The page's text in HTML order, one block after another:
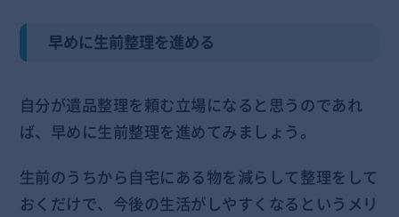
早めに生前整理を進める
自分が遺品整理を頼む立場になると思うのであれ
ば、早めに生前整理を進めてみましょう。
生前のうちから自宅にある物を減らして整理をして
おくだけで、今後の生活がしやすくなるというメリ